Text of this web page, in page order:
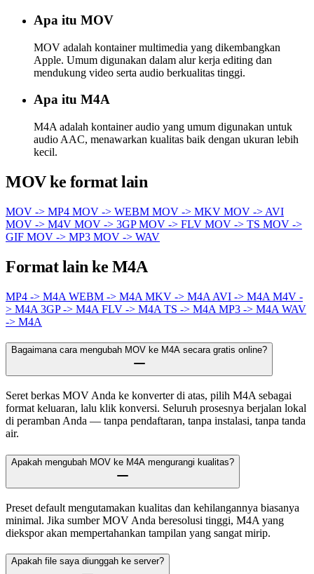
Apa itu MOV
MOV adalah kontainer multimedia yang dikembangkan
Apple. Umum digunakan dalam alur kerja editing dan
mendukung video serta audio berkualitas tinggi.
Apa itu M4A
M4A adalah kontainer audio yang umum digunakan untuk
audio AAC, menawarkan kualitas baik dengan ukuran lebih
kecil.
MOV ke format lain
MOV -> MP4 MOV -> WEBM MOV -> MKV MOV -> AVI
MOV -> M4V MOV -> 3GPMOV -> FLV MOV -> TS MOV ->
GIF MOV -> MP3 MOV -> WAV
Format lain ke M4A
MP4 -> M4A WEBM -> M4A MKV -> M4A AVI -> M4A M4V -
> M4A 3GP -> M4A FLV -> M4A TS -> M4A MP3 -> M4A WAV
-> M4A
Bagaimana cara mengubah MOV ke M4A secara gratis online?
Seret berkas MOV Anda ke konverter di atas, pilih M4A sebagai
format keluaran, lalu klik konversi. Seluruh prosesnya berjalan lokal
di peramban Anda — tanpa pendaftaran, tanpa instalasi, tanpa tanda
air.
Apakah mengubah MOV ke M4A mengurangi kualitas?
Preset default mengutamakan kualitas dan kehilangannya biasanya
minimal. Jika sumber MOV Anda beresolusi tinggi, M4A yang
diekspor akan mempertahankan tampilan yang sangat mirip.
Apakah file saya diunggah ke server?